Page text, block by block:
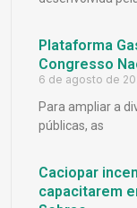
Plataforma
Congresso
6 de agosto de
Para ampliar a
públicas, as
Caciopar
capacitarem